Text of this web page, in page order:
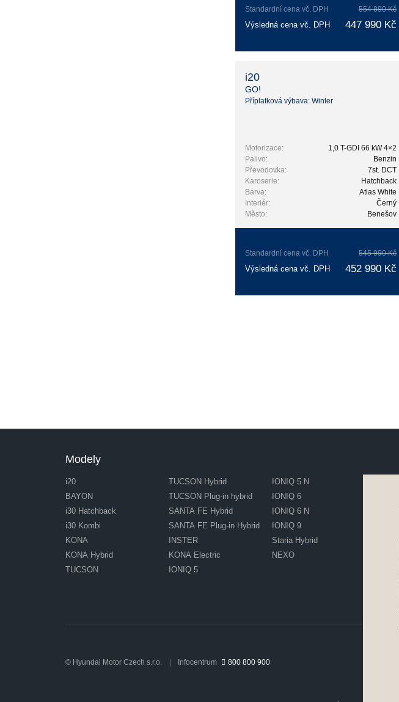
Standardní cena vč. DPH 554 890 Kč
Výsledná cena vč. DPH 447 990 Kč
i20
GO!
Příplatková výbava: Winter
Motorizace:
1,0 T-GDI 66 kW 4×2
Palivo:
Benzin
Převodovka:
7st. DCT
Karoserie:
Hatchback
Barva:
Atlas White
Interiér:
Černý
Město:
Benešov
Standardní cena vč. DPH 545 990 Kč
Výsledná cena vč. DPH 452 990 Kč
Modely
i20
BAYON
i30 Hatchback
i30 Kombi
KONA
KONA Hybrid
TUCSON
TUCSON Hybrid
TUCSON Plug-in hybrid
SANTA FE Hybrid
SANTA FE Plug-in Hybrid
INSTER
KONA Electric
IONIQ 5
IONIQ 5 N
IONIQ 6
IONIQ 6 N
IONIQ 9
Staria Hybrid
NEXO
© Hyundai Motor Czech s.r.o. Infocentrum 800 800 900